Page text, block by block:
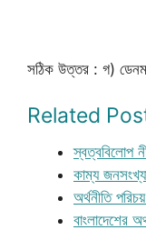
সঠিক উত্তর : গ)
Related
স্বত্ববিলোপ
কাম্য
অর্থনীতি
বাংলাদেশের